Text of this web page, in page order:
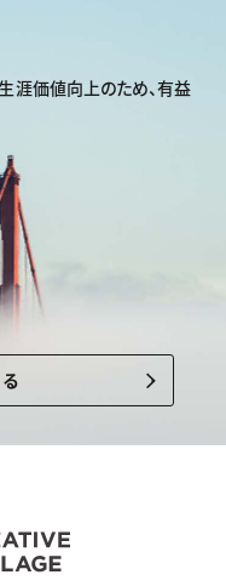
涯価値向上のため、有益